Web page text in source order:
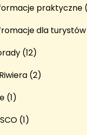
praktyczne
dla turystów
(12)
(2)
(1)
(1)